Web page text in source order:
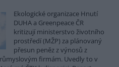
Ekologické organizace Hnutí
DUHA a Greenpeace ČR
kritizují ministerstvo životního
prostředí (MŽP) za plánovaný
přesun peněz z výnosů z
firmám. Uvedly to v